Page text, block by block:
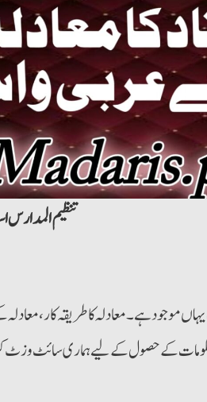
تنظیم المدارس
موجود ہے۔ معادلہ کا طریقہ
کے حصول کے لیے ہماری سائٹ وزٹ